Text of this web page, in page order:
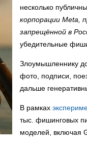
несколько
корпорации Meta,
запрещённой в
убедительные
Злоумышленнику
фото, подписи,
дальше
В рамках
тыс. фишинговых
моделей, включая